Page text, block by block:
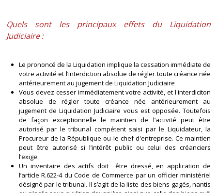
Quels sont les principaux effets du Liquidation
Judiciaire :
Le prononcé de la Liquidation implique la cessation immédiate de
votre activité et l’interdiction absolue de régler toute créance née
antérieurement au jugement de Liquidation Judiciaire
Vous devez cesser immédiatement votre activité, et l'interdiciton
absolue de régler toute créance née antérieurement au
jugement de Liquidation Judiciaire vous est opposée. Toutefois
de façon exceptionnelle le maintien de l’activité peut être
autorisé par le tribunal compétent saisi par le Liquidateur, la
Procureur de la République ou le chef d'entreprise. Ce maintien
peut être autorisé si l’intérêt public ou celui des créanciers
l’exige.
Un inventaire des actifs doit être dressé, en application de
l’article R.622-4 du Code de Commerce par un officier ministériel
désigné par le tribunal. Il s’agit de la liste des biens gagés, nantis